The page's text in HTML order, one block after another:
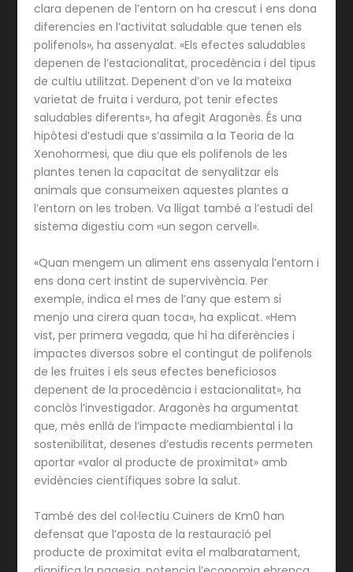
clara depenen de l’entorn on ha crescut i ens dona
diferencies en l’activitat saludable que tenen els
polifenols», ha assenyalat. «Els efectes saludables
depenen de l’estacionalitat, procedència i del tipus
de cultiu utilitzat. Depenent d’on ve la mateixa
varietat de fruita i verdura, pot tenir efectes
saludables diferents», ha afegit Aragonès. És una
hipòtesi d’estudi que s’assimila a la Teoria de la
Xenohormesi, que diu que els polifenols de les
plantes tenen la capacitat de senyalitzar els
animals que consumeixen aquestes plantes a
l’entorn on les troben. Va lligat també a l’estudi del
sistema digestiu com «un segon cervell».
«Quan mengem un aliment ens assenyala l’entorn i
ens dona cert instint de supervivència. Per
exemple, indica el mes de l’any que estem si
menjo una cirera quan toca», ha explicat. «Hem
vist, per primera vegada, que hi ha diferències i
impactes diversos sobre el contingut de polifenols
de les fruites i els seus efectes beneficiosos
depenent de la procedència i estacionalitat», ha
conclòs l’investigador. Aragonès ha argumentat
que, més enllà de l’impacte mediambiental i la
sostenibilitat, desenes d’estudis recents permeten
aportar «valor al producte de proximitat» amb
evidències científiques sobre la salut.
També des del col·lectiu Cuiners de Km0 han
defensat que l’aposta de la restauració pel
producte de proximitat evita el malbaratament,